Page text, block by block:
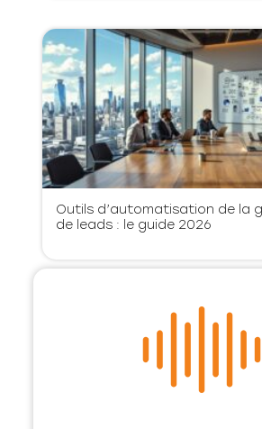
Outils d’automatisation de la
de leads : le guide 2026